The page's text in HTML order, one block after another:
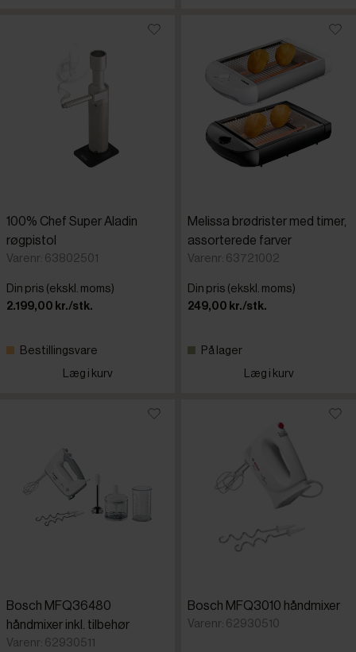
100% Chef Super Aladin
røgpistol
Varenr: 63802501
Din pris (ekskl. moms)
2.199,00 kr./stk.
Bestillingsvare
Læg i kurv
Melissa brødrister med timer,
assorterede farver
Varenr: 63721002
Din pris (ekskl. moms)
249,00 kr./stk.
På lager
Læg i kurv
Bosch MFQ36480
håndmixer inkl. tilbehør
Varenr: 62930511
Bosch MFQ3010 håndmixer
Varenr: 62930510